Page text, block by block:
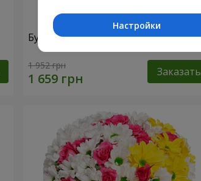
Букет из 21 кремовой розы
1 952 грн Заказать
Настройки